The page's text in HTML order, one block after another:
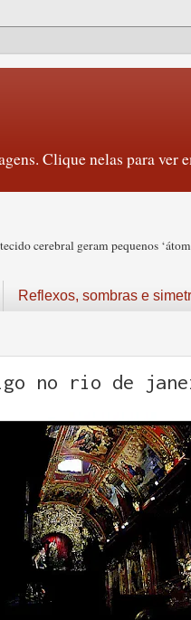
Clique nelas para ver
cerebral geram pequenos
Reflexos, sombras e
no rio de